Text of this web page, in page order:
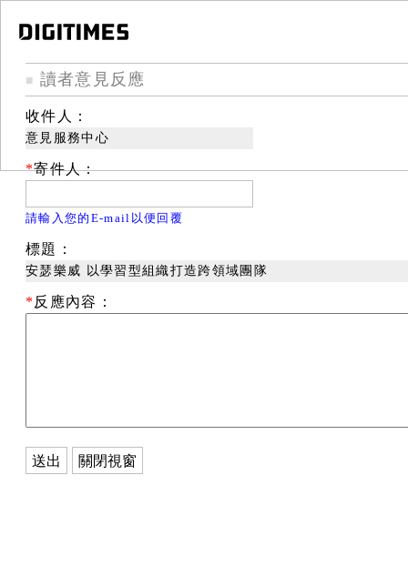
■ 讀者意見反應
收件人：
意見服務中心
*寄件人：
請輸入您的E-mail以便回覆
標題：
安瑟樂威 以學習型組織打造跨領域團隊
* 反應內容：